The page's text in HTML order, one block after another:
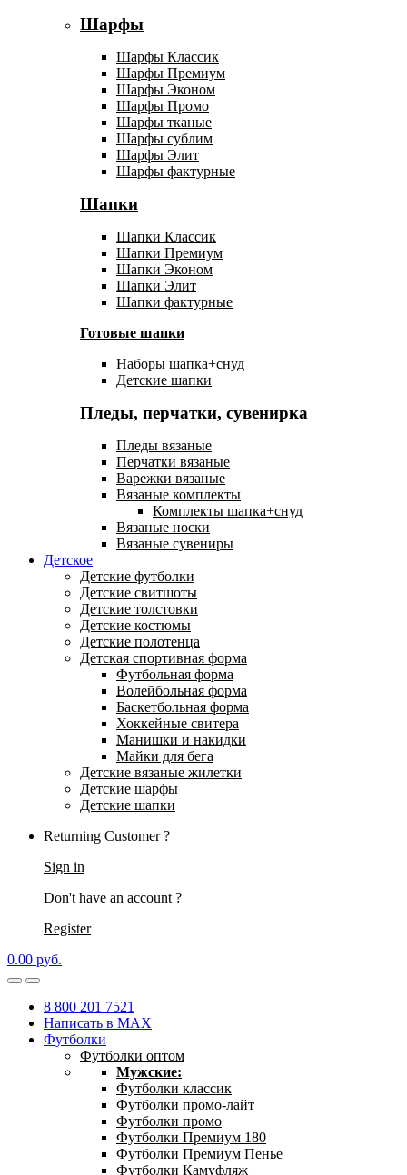
Шарфы
Шарфы Классик
Шарфы Премиум
Шарфы Эконом
Шарфы Промо
Шарфы тканые
Шарфы сублим
Шарфы Элит
Шарфы фактурные
Шапки
Шапки Классик
Шапки Премиум
Шапки Эконом
Шапки Элит
Шапки фактурные
Готовые шапки
Наборы шапка+снуд
Детские шапки
Пледы, перчатки, сувенирка
Пледы вязаные
Перчатки вязаные
Варежки вязаные
Вязаные комплекты
Комплекты шапка+снуд
Вязаные носки
Вязаные сувениры
Детское
Детские футболки
Детские свитшоты
Детские толстовки
Детские костюмы
Детские полотенца
Детская спортивная форма
Футбольная форма
Волейбольная форма
Баскетбольная форма
Хоккейные свитера
Манишки и накидки
Майки для бега
Детские вязаные жилетки
Детские шарфы
Детские шапки
Returning Customer ?
Sign in
Don't have an account ?
Register
0.00 руб.
8 800 201 7521
Написать в MAX
Футболки
Футболки оптом
Мужские:
Футболки классик
Футболки промо-лайт
Футболки промо
Футболки Премиум 180
Футболки Премиум Пенье
Футболки Камуфляж